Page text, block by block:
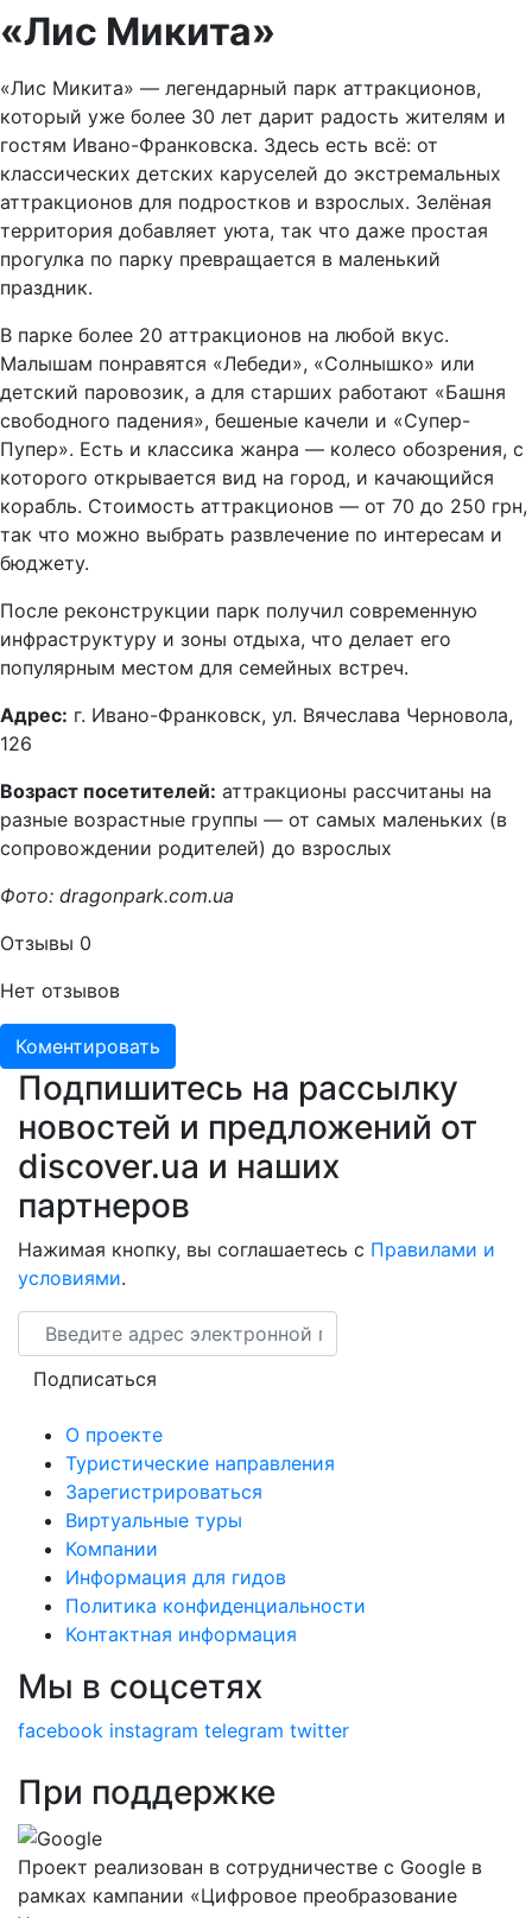
«Лис Микита»
«Лис Микита» — легендарный парк аттракционов,
который уже более 30 лет дарит радость жителям и
гостям Ивано-Франковска. Здесь есть всё: от
классических детских каруселей до экстремальных
аттракционов для подростков и взрослых. Зелёная
территория добавляет уюта, так что даже простая
прогулка по парку превращается в маленький
праздник.
В парке более 20 аттракционов на любой вкус.
Малышам понравятся «Лебеди», «Солнышко» или
детский паровозик, а для старших работают «Башня
свободного падения», бешеные качели и «Супер-
Пупер». Есть и классика жанра — колесо обозрения, с
которого открывается вид на город, и качающийся
корабль. Стоимость аттракционов — от 70 до 250 грн,
так что можно выбрать развлечение по интересам и
бюджету.
После реконструкции парк получил современную
инфраструктуру и зоны отдыха, что делает его
популярным местом для семейных встреч.
Адрес: г. Ивано-Франковск, ул. Вячеслава Черновола,
126
Возраст посетителей: аттракционы рассчитаны на
разные возрастные группы — от самых маленьких (в
сопровождении родителей) до взрослых
Фото: dragonpark.com.ua
Отзывы 0
Нет отзывов
Коментировать
Подпишитесь на рассылку
новостей и предложений от
discover.ua и наших
партнеров
Нажимая кнопку, вы соглашаетесь с Правилами и
условиями.
Email
Подписаться
О проекте
Туристические направления
Зарегистрироваться
Виртуальные туры
Компании
Информация для гидов
Политика конфиденциальности
Контактная информация
Мы в соцсетях
facebook instagram telegram twitter
При поддержке
Проект реализован в сотрудничестве с Google в
рамках кампании «Цифровое преобразование